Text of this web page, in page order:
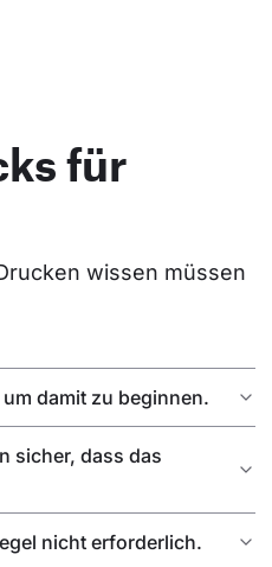
für
wissen müssen
damit zu beginnen.
sicher, dass das
nicht erforderlich.